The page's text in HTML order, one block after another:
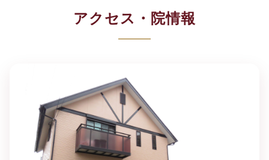
アクセス・院情報